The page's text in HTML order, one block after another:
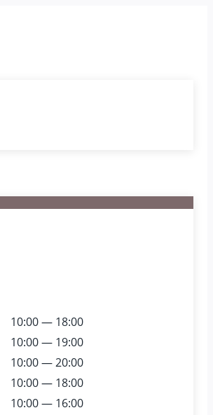
10:00 — 18:00
10:00 — 19:00
10:00 — 20:00
10:00 — 18:00
10:00 — 16:00